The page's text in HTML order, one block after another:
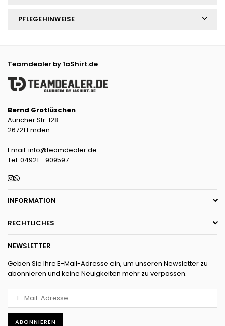
PFLEGEHINWEISE
Teamdealer by 1aShirt.de
Bernd Grotlüschen
Auricher Str. 128
26721 Emden
Email: info@teamdealer.de
Tel: 04921 - 909597
Instagram
Whatsapp
INFORMATION
RECHTLICHES
NEWSLETTER
Geben Sie Ihre E-Mail-Adresse ein, um unseren Newsletter zu
abonnieren und keine Neuigkeiten mehr zu verpassen.
ABONNIEREN